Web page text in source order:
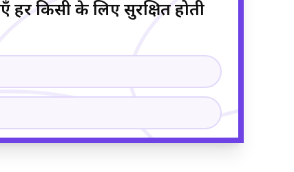
हर किसी के लिए सुरक्षित होती